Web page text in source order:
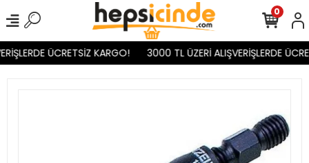
ÜCRETSİZ KARGO! 3000 TL ÜZERİ ALIŞVERİŞLERDE
0